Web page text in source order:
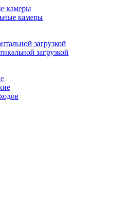
камеры
камеры
загрузкой
загрузкой